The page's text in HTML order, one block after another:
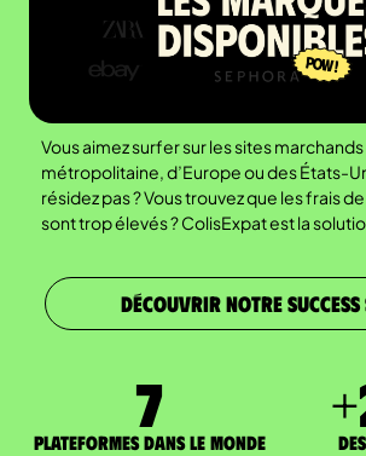
Vous aimez surfer sur les sites
métropolitaine, d’Europe ou des États-
résidez pas ? Vous trouvez que les frais
sont trop élevés ? ColisExpat est la
DÉCOUVRIR NOTRE
7
Plateformes dans le monde
+